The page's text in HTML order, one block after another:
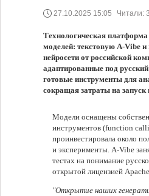
27.10.2025 15:05 Читали:
Технологическая
моделей: текстовую A-Vibe и
нейросети от российской
адаптированные под
готовые инструменты для
сокращая затраты на запуск
Модели оснащены
инструментов (function
проинвестировала около
и эксперименты. A-Vibe
тестах на понимание
открытой лицензией
"Открытие наших